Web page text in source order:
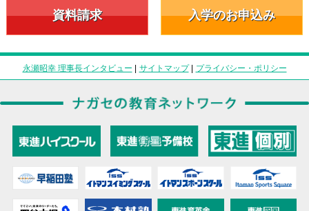
資料請求 入学のお申込み
永瀬昭幸 理事長インタビュー | サイトマップ| プライバシー・ポリシー